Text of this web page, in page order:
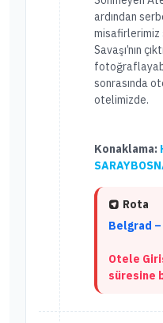
ardından
misafirlerimiz
Savaşı’nın
sonrasında
otelimizde.
Konaklama:
Rota
Belgrad –
Otele
süresine